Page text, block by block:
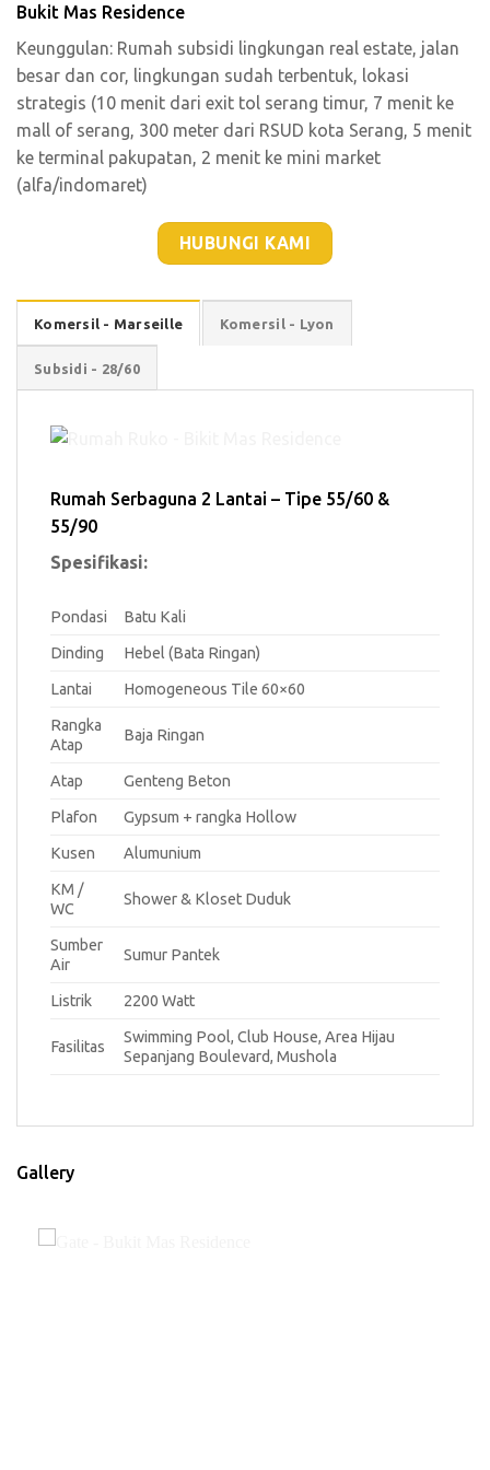
Bukit Mas Residence
Keunggulan: Rumah subsidi lingkungan real estate, jalan
besar dan cor, lingkungan sudah terbentuk, lokasi
strategis (10 menit dari exit tol serang timur, 7 menit ke
mall of serang, 300 meter dari RSUD kota Serang, 5 menit
ke terminal pakupatan, 2 menit ke mini market
(alfa/indomaret)
HUBUNGI KAMI
Komersil - Marseille Komersil - Lyon
Subsidi - 28/60
Rumah Serbaguna 2 Lantai – Tipe 55/60 &
55/90
Spesifikasi:
Pondasi Batu Kali
Dinding Hebel (Bata Ringan)
Lantai Homogeneous Tile 60×60
Rangka
Atap
Baja Ringan
Atap Genteng Beton
Plafon Gypsum + rangka Hollow
Kusen Alumunium
KM /
WC
Shower & Kloset Duduk
Sumber
Air
Sumur Pantek
Listrik 2200 Watt
Fasilitas
Swimming Pool, Club House, Area Hijau
Sepanjang Boulevard, Mushola
Gallery